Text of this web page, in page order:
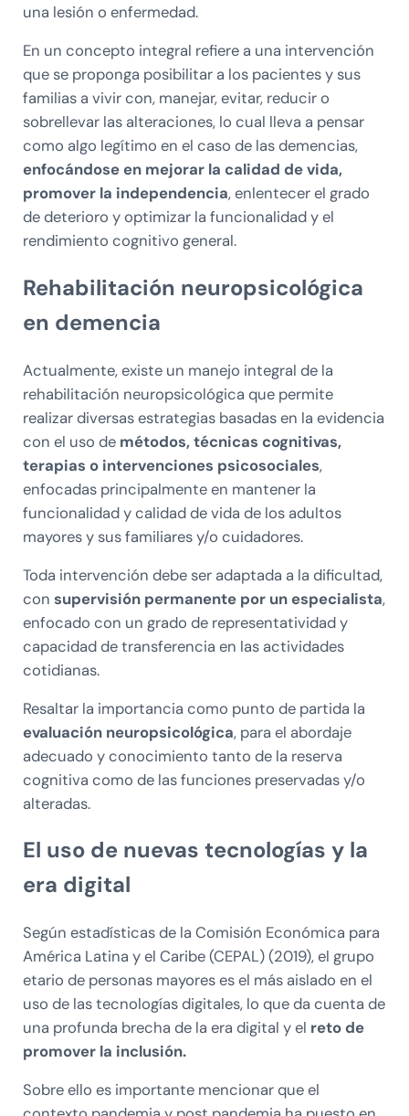
una lesión o enfermedad.
En un concepto integral refiere a una intervención
que se proponga posibilitar a los pacientes y sus
familias a vivir con, manejar, evitar, reducir o
sobrellevar las alteraciones, lo cual lleva a pensar
como algo legítimo en el caso de las demencias,
enfocándose en mejorar la calidad de vida,
promover la independencia, enlentecer el grado
de deterioro y optimizar la funcionalidad y el
rendimiento cognitivo general.
Rehabilitación neuropsicológica
en demencia
Actualmente, existe un manejo integral de la
rehabilitación neuropsicológica que permite
realizar diversas estrategias basadas en la evidencia
con el uso demétodos, técnicas cognitivas,
terapias o intervenciones psicosociales,
enfocadas principalmente en mantener la
funcionalidad y calidad de vida de los adultos
mayores y sus familiares y/o cuidadores.
Toda intervención debe ser adaptada a la dificultad,
con supervisión permanente por un especialista,
enfocado con un grado de representatividad y
capacidad de transferencia en las actividades
cotidianas.
Resaltar la importancia como punto de partida la
evaluación neuropsicológica, para el abordaje
adecuado y conocimiento tanto de la reserva
cognitiva como de las funciones preservadas y/o
alteradas.
El uso de nuevas tecnologías y la
era digital
Según estadísticas de la Comisión Económica para
América Latina y el Caribe (CEPAL) (2019), el grupo
etario de personas mayores es el más aislado en el
uso de las tecnologías digitales, lo que da cuenta de
una profunda brecha de la era digital y el reto de
promover la inclusión.
Sobre ello es importante mencionar que el